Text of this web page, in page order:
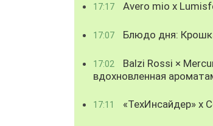
17:17 Avero mio x
17:07 Блюдо дня:
17:02
Balzi Rossi ×
вдохновленная
17:11 «ТехИнсайдер» х